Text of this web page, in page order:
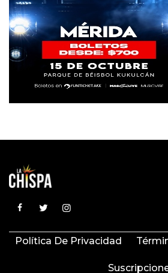
Política De Privacidad